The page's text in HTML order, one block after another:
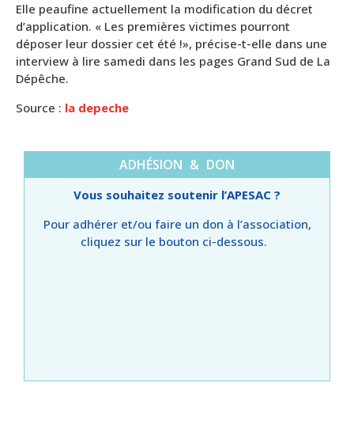
Elle peaufine actuellement la modification du décret
d’application. « Les premières victimes pourront
déposer leur dossier cet été !», précise-t-elle dans une
interview à lire samedi dans les pages Grand Sud de La
Dépêche.
Source : la depeche
ADHÉSION & DON
Vous souhaitez soutenir l’APESAC ?
Pour adhérer et/ou faire un don à l’association,
cliquez sur le bouton ci-dessous.